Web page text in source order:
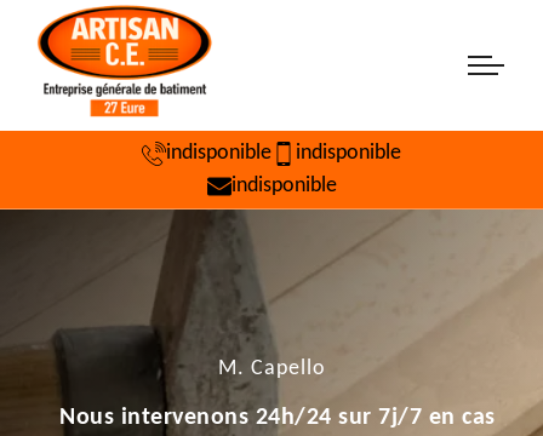
indisponible
indisponible
indisponible
M. Capello
Nous intervenons 24h/24 sur 7j/7 en cas